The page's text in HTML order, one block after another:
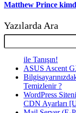
Matthew Prince
Yazılarda Ara
ile Tanışın!
ASUS Ascent
Temizlenir ?
WordPress
CDN Ayarları